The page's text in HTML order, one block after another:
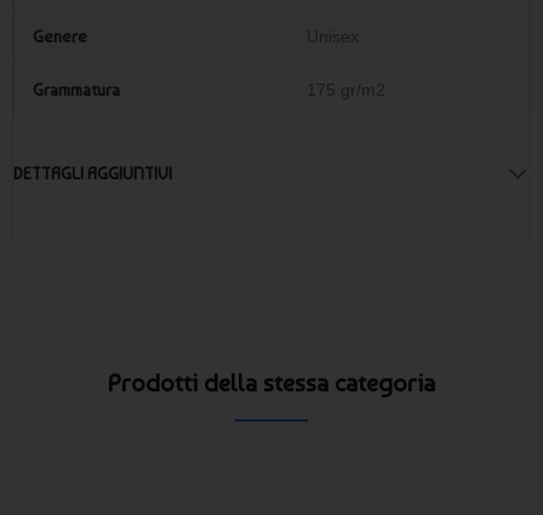
Genere Unisex
Grammatura 175 gr/m2
DETTAGLI AGGIUNTIVI
Prodotti della stessa categoria